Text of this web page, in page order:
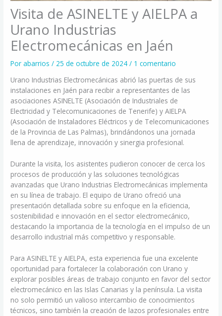
Visita de ASINELTE y AIELPA a
Urano Industrias
Electromecánicas en Jaén
Porabarrios/ 25 de octubre de 2024/ 1 comentario
Urano Industrias Electromecánicas abrió las puertas de sus
instalaciones en Jaén para recibir a representantes de las
asociaciones ASINELTE (Asociación de Industriales de
Electricidad y Telecomunicaciones de Tenerife) y AIELPA
(Asociación de Instaladores Eléctricos y de Telecomunicaciones
de la Provincia de Las Palmas), brindándonos una jornada
llena de aprendizaje, innovación y sinergia profesional.
Durante la visita, los asistentes pudieron conocer de cerca los
procesos de producción y las soluciones tecnológicas
avanzadas que Urano Industrias Electromecánicas implementa
en su línea de trabajo. El equipo de Urano ofreció una
presentación detallada sobre su enfoque en la eficiencia,
sostenibilidad e innovación en el sector electromecánico,
destacando la importancia de la tecnología en el impulso de un
desarrollo industrial más competitivo y responsable.
Para ASINELTE y AIELPA, esta experiencia fue una excelente
oportunidad para fortalecer la colaboración con Urano y
explorar posibles áreas de trabajo conjunto en favor del sector
electromecánico en las Islas Canarias y la península. La visita
no solo permitió un valioso intercambio de conocimientos
técnicos, sino también la creación de lazos profesionales entre